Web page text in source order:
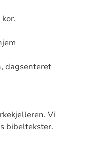
dagsenteret
Vi
bibeltekster.